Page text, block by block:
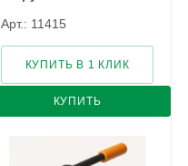
Арт.: 11415
КУПИТЬ
КУПИТЬ В 1 КЛИК